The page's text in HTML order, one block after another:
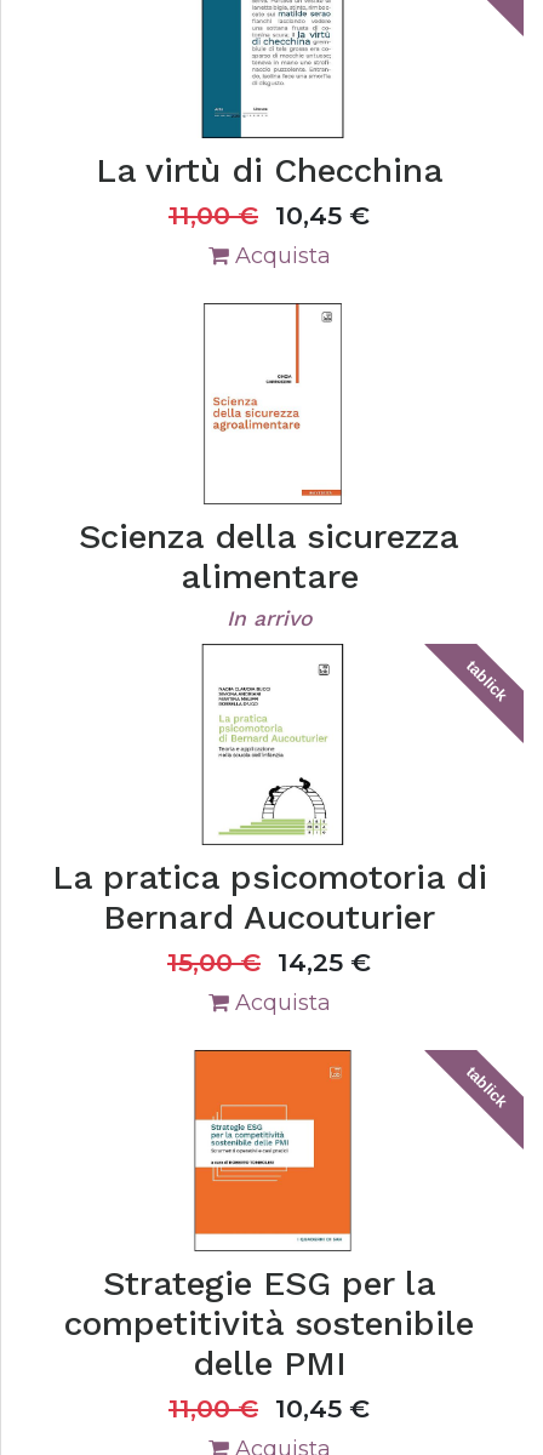
La virtù di Checchina
11,00€ 10,45 €
Acquista
Scienza della sicurezza
alimentare
In arrivo
tablick
La pratica psicomotoria di
Bernard Aucouturier
15,00€ 14,25 €
Acquista
tablick
Strategie ESG per la
competitività sostenibile
delle PMI
11,00€ 10,45 €
Acquista